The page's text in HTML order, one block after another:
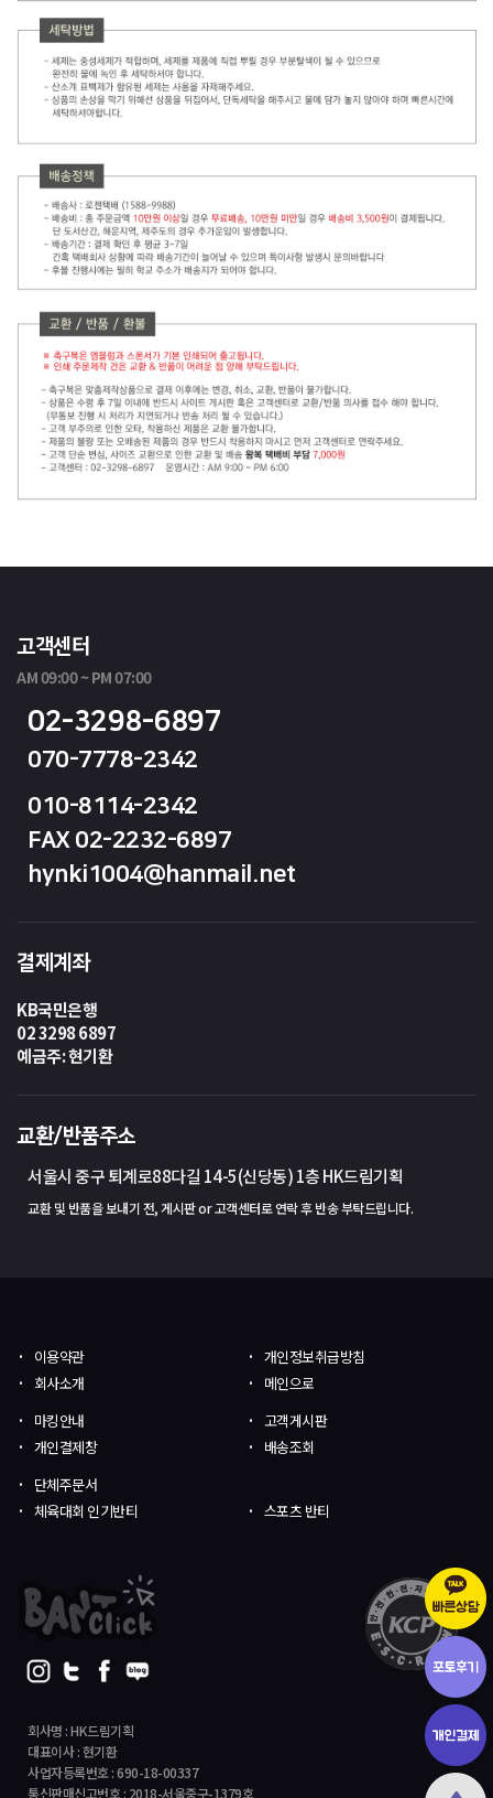
고객센터
AM 09:00 ~ PM 07:00
02-3298-6897
070-7778-2342
010-8114-2342
FAX 02-2232-6897
hynki1004@hanmail.net
결제계좌
KB국민은행
02 3298 6897
예금주: 현기환
교환/반품주소
서울시 중구 퇴계로88다길 14-5(신당동) 1층 HK드림기획
교환 및 반품을 보내기 전, 게시판 or 고객센터로 연락 후 반송 부탁드립니다.
회사명 : HK드림기획
대표이사 : 현기환
사업자등록번호 : 690-18-00337
통신판매신고번호 : 2018-서울중구-1379호
이용약관
개인정보취급방침
회사소개
메인으로
마킹안내
고객게시판
개인결제창
배송조회
단체주문서
체육대회 인기반티
스포츠 반티